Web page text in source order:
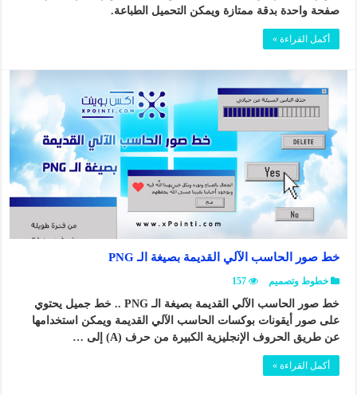
صفحة واحدة بدقة ممتازة ويمكن التحميل الطباعة.
أكمل القراءة »
خط صور الحاسب الآلي القديمة بصيغة الـ PNG
خطوط وتصميم 157
خط صور الحاسب الآلي القديمة بصيغة الـ PNG .. خط جميل يحتوي
على صور أيقونات بوكسات الحاسب الآلي القديمة ويمكن استخدامها
عن طريق الحروف الإنجليزية الكبيرة من حرف (A) إلى …
أكمل القراءة »